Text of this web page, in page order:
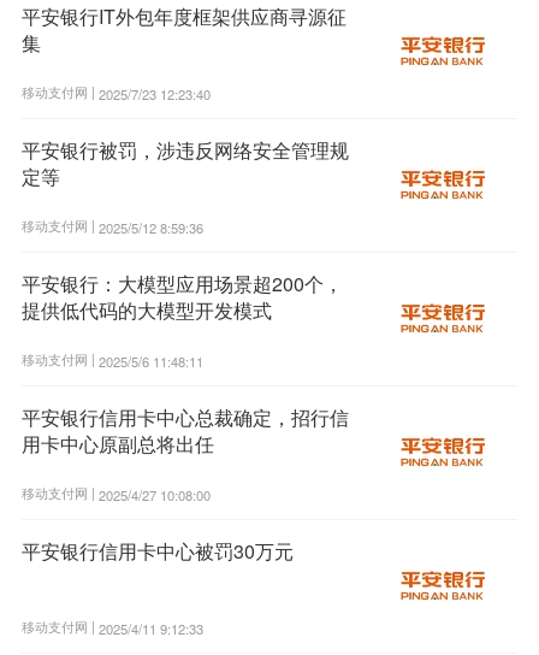
平安银行IT外包年度框架供应商寻源征
集
移动支付网 | 2025/7/23 12:23:40
平安银行被罚，涉违反网络安全管理规
定等
移动支付网 | 2025/5/12 8:59:36
平安银行：大模型应用场景超200个，
提供低代码的大模型开发模式
移动支付网 | 2025/5/6 11:48:11
平安银行信用卡中心总裁确定，招行信
用卡中心原副总将出任
移动支付网 | 2025/4/27 10:08:00
平安银行信用卡中心被罚30万元
移动支付网 | 2025/4/11 9:12:33